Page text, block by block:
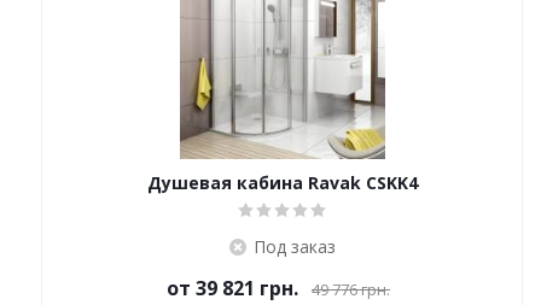
Душевая кабина Ravak CSKK4
Под заказ
от 39 821 грн. 49 776 грн.